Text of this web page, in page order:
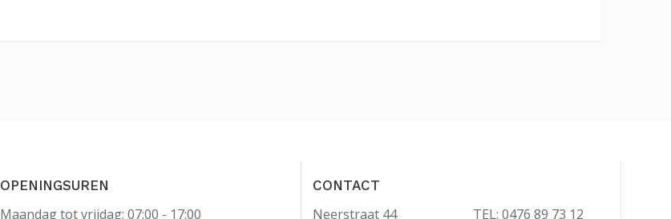
OPENINGSUREN
Maandag tot vrijdag: 07:00 - 17:00
CONTACT
Neerstraat 44 TEL: 0476 89 73 12